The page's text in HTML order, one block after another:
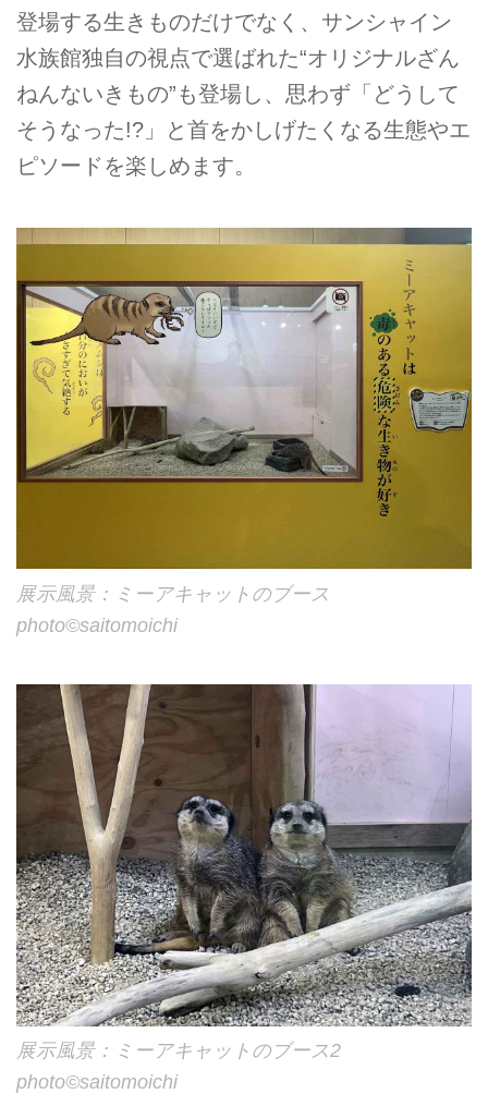
登場する生きものだけでなく、サンシャイン
水族館独自の視点で選ばれた“オリジナルざん
ねんないきもの”も登場し、思わず「どうして
そうなった!?」と首をかしげたくなる生態やエ
ピソードを楽しめます。
展示風景：ミーアキャットのブース
photo©︎saitomoichi
展示風景：ミーアキャットのブース2
photo©︎saitomoichi